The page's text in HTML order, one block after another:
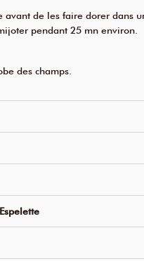
avant de les faire dorer dans
pendant 25 mn environ.
des champs.